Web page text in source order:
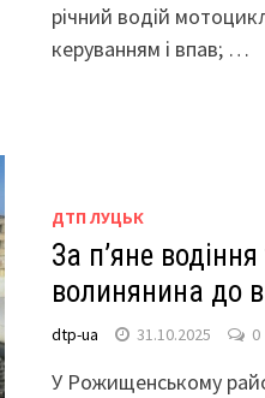
річний водій
керуванням і впав; …
ДТП ЛУЦЬК
За п’яне
волинянина до
dtp-ua 31.10.2025 0
У Рожищенському